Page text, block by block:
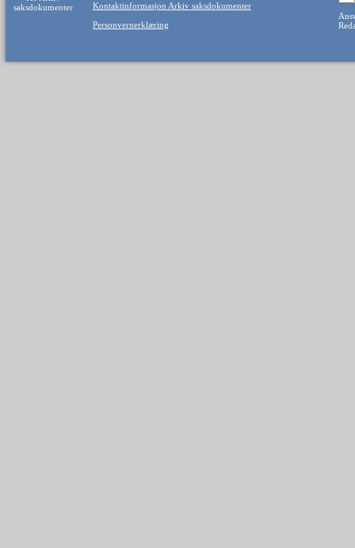
Kontaktinformasjon Arkiv saksdokumenter
Personvernerklæring